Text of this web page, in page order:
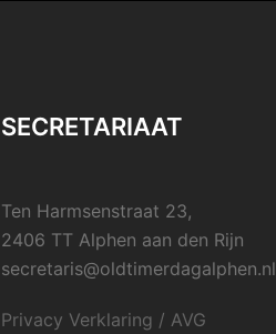
SECRETARIAAT
Ten Harmsenstraat 23,
2406 TT Alphen aan den Rijn
secretaris@oldtimerdagalphen.nl
Privacy Verklaring / AVG